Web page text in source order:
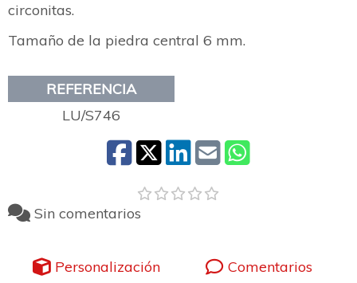
circonitas.
Tamaño de la piedra central 6 mm.
REFERENCIA
LU/S746
Sin comentarios
Personalización Comentarios